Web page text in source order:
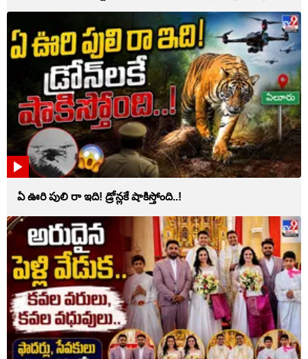
ఏ ఊరి పులి రా ఇది! డ్రోన్లకే షాకిస్తోంది..!